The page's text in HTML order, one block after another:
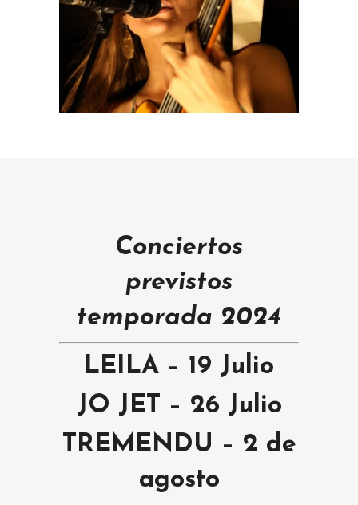
Conciertos
previstos
temporada 2024
LEILA – 19 Julio
JO JET – 26 Julio
TREMENDU – 2 de
agosto